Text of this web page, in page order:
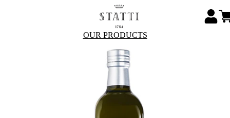
OUR PRODUCTS